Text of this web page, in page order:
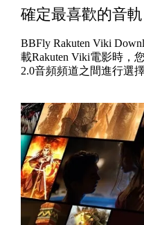
確定最喜歡的音軌
BBFly Rakuten Viki
載Rakuten Viki電影時，
2.0音頻頻道之間進行選擇